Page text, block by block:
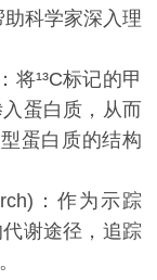
助科学家深入理
将¹³C标记的甲
蛋白质，从而
蛋白质的结构
：作为示踪
谢途径，追踪